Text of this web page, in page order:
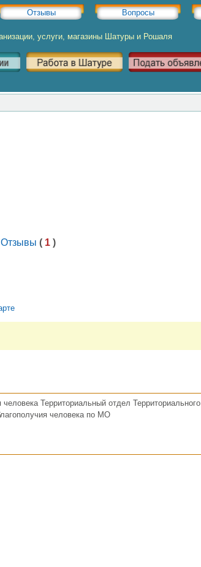
Отзывы Вопросы
услуги, магазины Шатуры и Рошаля
Отзывы ( 1 )
Территориальный отдел Территориального
человека по МО